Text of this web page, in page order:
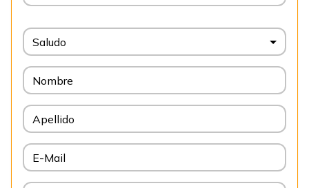
Saludo
Nombre
Apellido
E-Mail